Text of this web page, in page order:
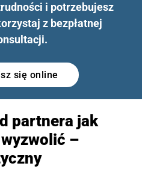
i potrzebujesz
z bezpłatnej
się online
partnera jak
–